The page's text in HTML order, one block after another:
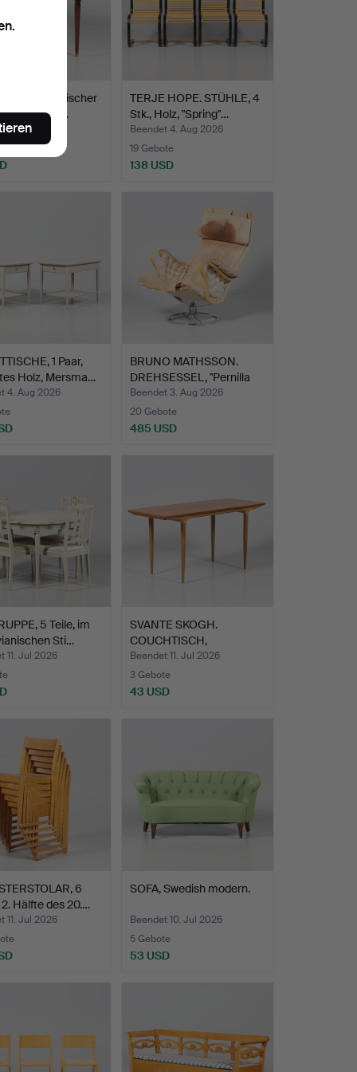
englischer
Jahrhunde…
4. Aug 2026
TERJE HOPE. STÜHLE, 4
Stk., Holz, "Spring"…
Beendet 4. Aug 2026
19 Gebote
138 USD
1 Paar,
Holz, Mersma…
4. Aug 2026
BRUNO MATHSSON.
DREHSESSEL, "Pernilla
Roto…
Beendet 3. Aug 2026
20 Gebote
485 USD
5 Teile, im
Sti…
11. Jul 2026
SVANTE SKOGH.
COUCHTISCH,
1950er/60er Jahr…
Beendet 11. Jul 2026
3 Gebote
43 USD
6
Hälfte des 20.…
11. Jul 2026
SOFA, Swedish modern.
Beendet 10. Jul 2026
5 Gebote
53 USD